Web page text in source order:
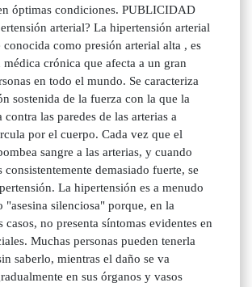
óptimas condiciones. PUBLICIDAD
arterial? La hipertensión arterial
conocida como presión arterial alta , es
crónica que afecta a un gran
en todo el mundo. Se caracteriza
sostenida de la fuerza con la que la
contra las paredes de las arterias a
por el cuerpo. Cada vez que el
sangre a las arterias, y cuando
consistentemente demasiado fuerte, se
La hipertensión es a menudo
"asesina silenciosa" porque, en la
casos, no presenta síntomas evidentes en
Muchas personas pueden tenerla
saberlo, mientras el daño se va
en sus órganos y vasos